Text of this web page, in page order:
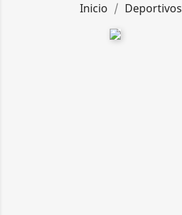
Inicio Deportivos